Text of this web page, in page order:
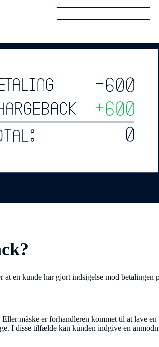
at en kunde har gjort indsigelse mod betalingen
måske er forhandleren kommet til at lave
I disse tilfælde kan kunden indgive en